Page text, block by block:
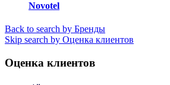
Novotel
Back to search by Бренды
Skip search by Оценка клиентов
Оценка клиентов